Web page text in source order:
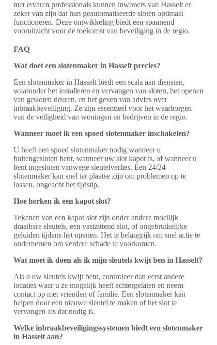
met ervaren professionals kunnen inwoners van Hasselt er
zeker van zijn dat hun geautomatiseerde sloten optimaal
functioneren. Deze ontwikkeling biedt een spannend
vooruitzicht voor de toekomst van beveiliging in de regio.
FAQ
Wat doet een slotenmaker in Hasselt precies?
Een slotenmaker in Hasselt biedt een scala aan diensten,
waaronder het installeren en vervangen van sloten, het openen
van gesloten deuren, en het geven van advies over
inbraakbeveiliging. Ze zijn essentieel voor het waarborgen
van de veiligheid van woningen en bedrijven in de regio.
Wanneer moet ik een spoed slotenmaker inschakelen?
U heeft een spoed slotenmaker nodig wanneer u
buitengesloten bent, wanneer uw slot kapot is, of wanneer u
bent ingesloten vanwege sleutelverlies. Een 24/24
slotenmaker kan snel ter plaatse zijn om problemen op te
lossen, ongeacht het tijdstip.
Hoe herken ik een kapot slot?
Tekenen van een kapot slot zijn onder andere moeilijk
draaibare sleutels, een vastzittend slot, of ongebruikelijke
geluiden tijdens het openen. Het is belangrijk om snel actie te
ondernemen om verdere schade te voorkomen.
Wat moet ik doen als ik mijn sleutels kwijt ben in Hasselt?
Als u uw sleutels kwijt bent, controleer dan eerst andere
locaties waar u ze mogelijk heeft achtergelaten en neem
contact op met vrienden of familie. Een slotenmaker kan
helpen door een nieuwe sleutel te maken of het slot te
vervangen als dat nodig is.
Welke inbraakbeveiligingssystemen biedt een slotenmaker
in Hasselt aan?